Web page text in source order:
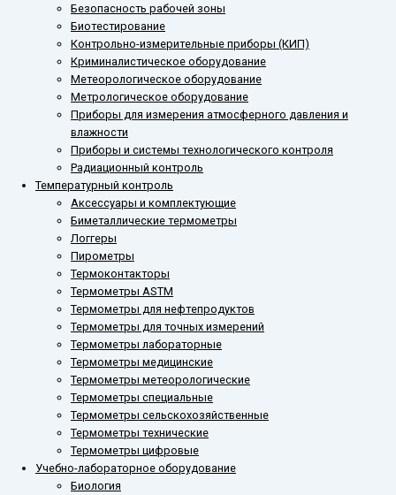
Безопасность рабочей зоны
Биотестирование
Контрольно-измерительные приборы (КИП)
Криминалистическое оборудование
Метеорологическое оборудование
Метрологическое оборудование
Приборы для измерения атмосферного давления и
влажности
Приборы и системы технологического контроля
Радиационный контроль
Температурный контроль
Аксессуары и комплектующие
Биметаллические термометры
Логгеры
Пирометры
Термоконтакторы
Термометры ASTM
Термометры для нефтепродуктов
Термометры для точных измерений
Термометры лабораторные
Термометры медицинские
Термометры метеорологические
Термометры специальные
Термометры сельскохозяйственные
Термометры технические
Термометры цифровые
Учебно-лабораторное оборудование
Биология